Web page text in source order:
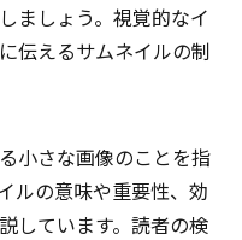
ましょう。視覚的なイ
伝えるサムネイルの制
小さな画像のことを指
ルの意味や重要性、効
しています。読者の検